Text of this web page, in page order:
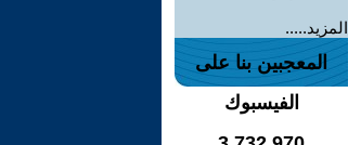
المزيد.....
المعجبين بنا على
الفيسبوك